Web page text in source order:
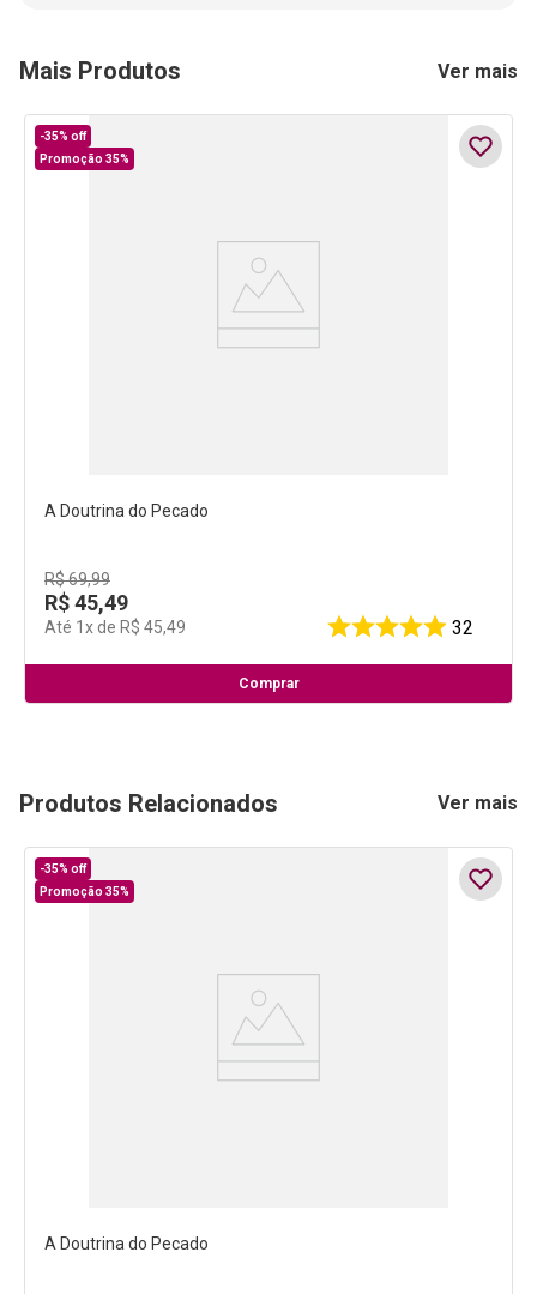
Mais Produtos Ver mais
-35% off
Promoção 35%
A Doutrina do Pecado
R$69,99
R$45,49
Até 1 x de R$ 45,49 32
Comprar
Produtos Relacionados Ver mais
-35% off
Promoção 35%
A Doutrina do Pecado